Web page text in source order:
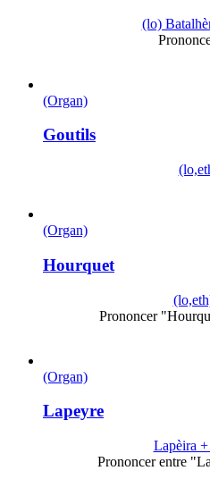
(lo)
(Organ)
Goutils
(Organ)
Hourquet
Prononcer
(Organ)
Lapeyre
Lapèira +
Prononcer entre